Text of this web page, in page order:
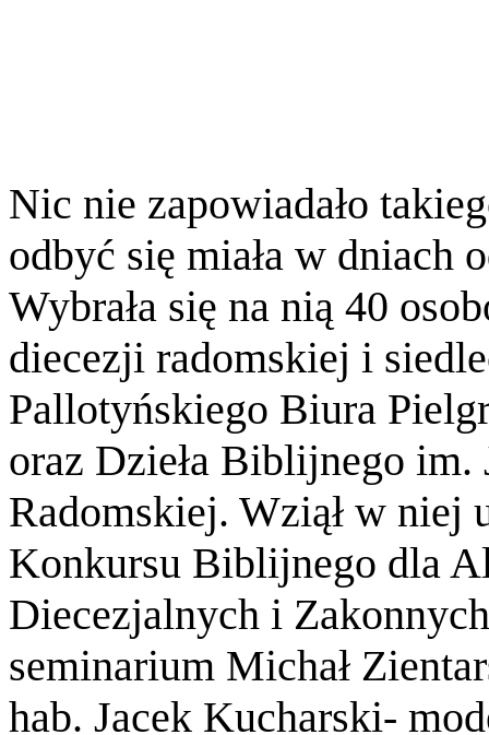
Nic nie zapowiadało
odbyć się miała w dniach
Wybrała się na nią 40
diecezji radomskiej i
Pallotyńskiego Biura
oraz Dzieła Biblijnego im.
Radomskiej. Wziął w niej
Konkursu Biblijnego dla
Diecezjalnych i
seminarium Michał
hab. Jacek Kucharski-